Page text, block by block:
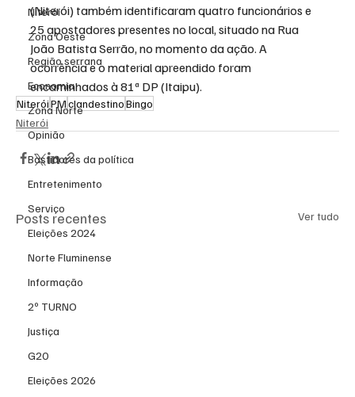
Niterói
Zona Oeste
Região serrana
Economia
Zona Norte
Opinião
Bastidores da política
Entretenimento
Serviço
Eleições 2024
Norte Fluminense
Informação
2º TURNO
Justiça
G20
Eleições 2026
(Niterói) também identificaram quatro funcionários e
25 apostadores presentes no local, situado na Rua
João Batista Serrão, no momento da ação. A
ocorrência e o material apreendido foram
encaminhados à 81ª DP (Itaipu).
NiteróiPMclandestinoBingo
Niterói
Posts recentes Ver tudo